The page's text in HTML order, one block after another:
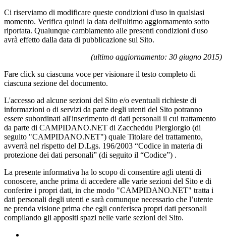
Ci riserviamo di modificare queste condizioni d'uso in qualsiasi
momento. Verifica quindi la data dell'ultimo aggiornamento sotto
riportata. Qualunque cambiamento alle presenti condizioni d'uso
avrà effetto dalla data di pubblicazione sul Sito.
(ultimo aggiornamento: 30 giugno 2015)
Fare click su ciascuna voce per visionare il testo completo di
ciascuna sezione del documento.
L'accesso ad alcune sezioni del Sito e/o eventuali richieste di
informazioni o di servizi da parte degli utenti del Sito potranno
essere subordinati all'inserimento di dati personali il cui trattamento
da parte di CAMPIDANO.NET di Zaccheddu Piergiorgio (di
seguito "CAMPIDANO.NET") quale Titolare del trattamento,
avverrà nel rispetto del D.Lgs. 196/2003 “Codice in materia di
protezione dei dati personali” (di seguito il “Codice”) .
La presente informativa ha lo scopo di consentire agli utenti di
conoscere, anche prima di accedere alle varie sezioni del Sito e di
conferire i propri dati, in che modo "CAMPIDANO.NET" tratta i
dati personali degli utenti e sarà comunque necessario che l’utente
ne prenda visione prima che egli conferisca propri dati personali
compilando gli appositi spazi nelle varie sezioni del Sito.